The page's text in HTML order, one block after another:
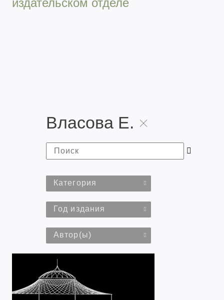
Власова Е.
Категория
Год издания
Автор(ы)